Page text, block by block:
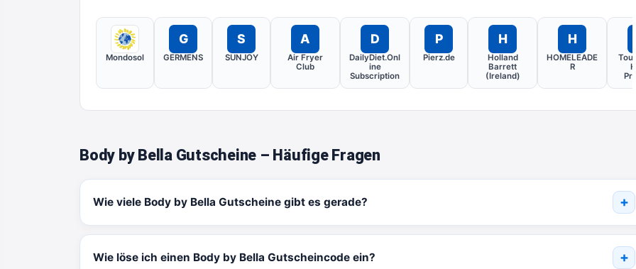
Mondosol
G
GERMENS
S
SUNJOY
A
Air Fryer
Club
D
DailyDiet.Onl
ine
Subscription
P
Pierz.de
H
Holland
Barrett
(Ireland)
H
HOMELEADE
R
Body by Bella Gutscheine – Häufige Fragen
Wie viele Body by Bella Gutscheine gibt es gerade?
Wie löse ich einen Body by Bella Gutscheincode ein?